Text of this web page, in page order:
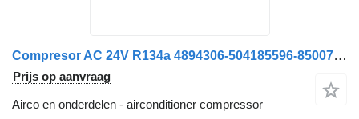
Compresor AC 24V R134a 4894306-504185596-8500795-8144 airconditioner compressor voor Sanden SD7H15 vrachtwagen
Prijs op aanvraag
Airco en onderdelen - airconditioner compressor